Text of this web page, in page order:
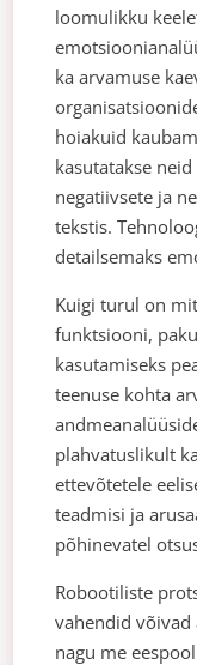
loomulikku
ka arvamuse
hoiakuid
kasutatakse
negatiivsete ja
tekstis.
detailsemaks
Kuigi turul on
funktsiooni,
kasutamiseks
teenuse kohta
plahvatuslikult
ettevõtetele
teadmisi ja
põhinevatel
Robootiliste
vahendid võivad
nagu me